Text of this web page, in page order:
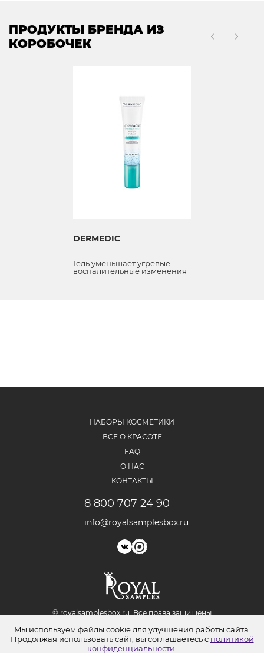
Мы используем файлы cookie для улучшения работы сайта.
Продолжая использовать сайт, вы соглашаетесь с политикой
конфиденциальности
ПРОДУКТЫ БРЕНДА ИЗ
КОРОБОЧЕК
DERMEDIC
Гель уменьшает угревые
воспалительные изменения
НАБОРЫ КОСМЕТИКИ
ВСЁ О КРАСОТЕ
FAQ
О НАС
КОНТАКТЫ
8 800 707 24 90
info@royalsamplesbox.ru
© royalsamplesbox.ru. Bce права защищены
Политика обработки персональных данных
Согласие на обработку персональных данных